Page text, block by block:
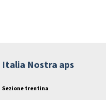
Italia Nostra aps
Sezione trentina